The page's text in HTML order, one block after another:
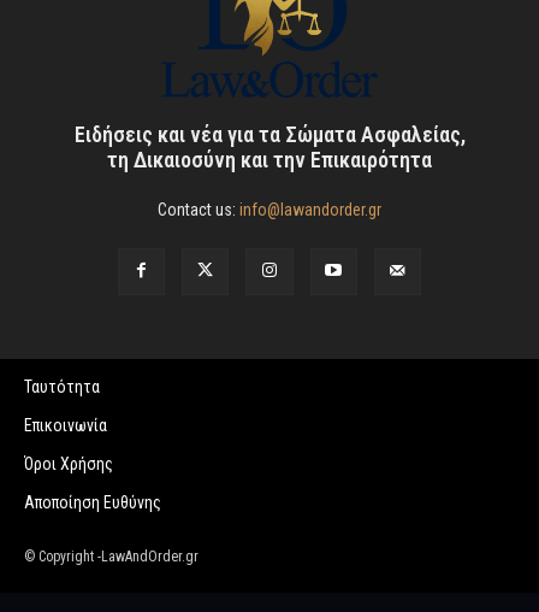
Ειδήσεις και νέα για τα Σώματα Ασφαλείας,
τη Δικαιοσύνη και την Επικαιρότητα
Contact us: info@lawandorder.gr
Ταυτότητα
Επικοινωνία
Όροι Χρήσης
Αποποίηση Ευθύνης
© Copyright -LawAndOrder.gr